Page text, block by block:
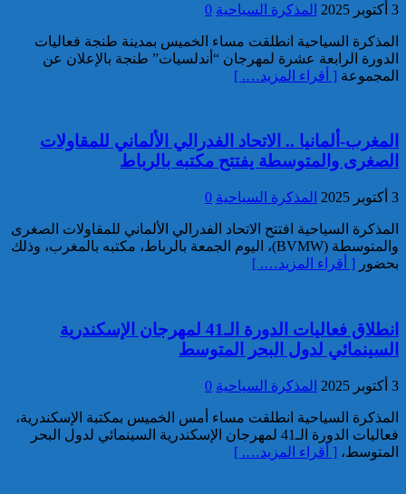
توقيف مواطن فرنسي من أصول
تونسية موضوع أمر دولي بإلقاء
القبض صادر عن السلطات
القضائية الفرنسية
وفاة 5 أشخاص بورش بناء سد
المختار السوسي
توقيف مواطن أجنبي مبحوث عنه
بموجب أمر دولي بإلقاء القبض
بمراكش
3 أكتوبر 2025 المذكرة السياحية 0
المذكرة السياحية انطلقت مساء الخميس بمدينة طنجة فعاليات
الدورة الرابعة عشرة لمهرجان “أندلسيات” طنجة بالإعلان عن
المجموعة [ أقراء المزيد…. ]
المغرب-ألمانيا .. الاتحاد الفدرالي الألماني للمقاولات
الصغرى والمتوسطة يفتتح مكتبه بالرباط
3 أكتوبر 2025 المذكرة السياحية 0
المذكرة السياحية افتتح الاتحاد الفدرالي الألماني للمقاولات الصغرى
والمتوسطة (BVMW)، اليوم الجمعة بالرباط، مكتبه بالمغرب، وذلك
بحضور [ أقراء المزيد…. ]
انطلاق فعاليات الدورة الـ41 لمهرجان الإسكندرية
السينمائي لدول البحر المتوسط
3 أكتوبر 2025 المذكرة السياحية 0
المذكرة السياحية انطلقت مساء أمس الخميس بمكتبة الإسكندرية،
فعاليات الدورة الـ41 لمهرجان الإسكندرية السينمائي لدول البحر
المتوسط، [ أقراء المزيد…. ]